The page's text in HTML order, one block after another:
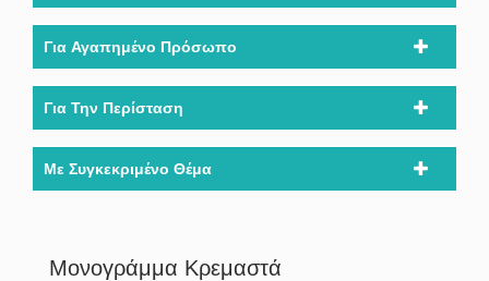
Για Αγαπημένο Πρόσωπο
Για Την Περίσταση
Με Συγκεκριμένο Θέμα
Μονογράμμα Κρεμαστά